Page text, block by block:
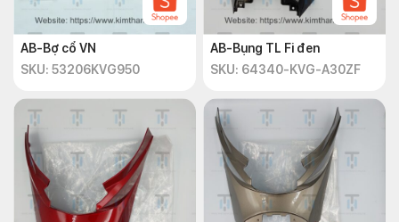
AB-Bợ cổ VN
SKU: 53206KVG950
AB-Bụng TL Fi đen
SKU: 64340-KVG-A30ZF